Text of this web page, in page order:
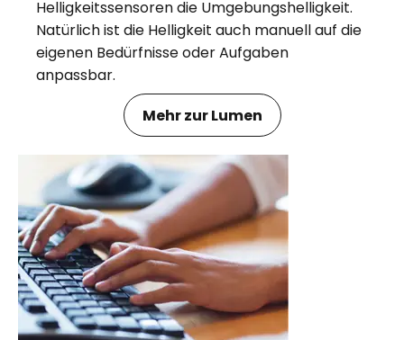
Helligkeitssensoren die Umgebungshelligkeit.
Natürlich ist die Helligkeit auch manuell auf die
eigenen Bedürfnisse oder Aufgaben
anpassbar.
Mehr zur Lumen